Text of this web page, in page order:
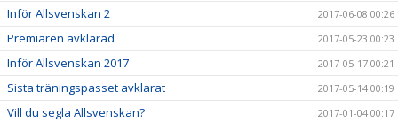
Inför Allsvenskan 2 2017-06-08 00:26
Premiären avklarad 2017-05-23 00:23
Inför Allsvenskan 2017 2017-05-17 00:21
Sista träningspasset avklarat 2017-05-14 00:19
Vill du segla Allsvenskan? 2017-01-04 00:17